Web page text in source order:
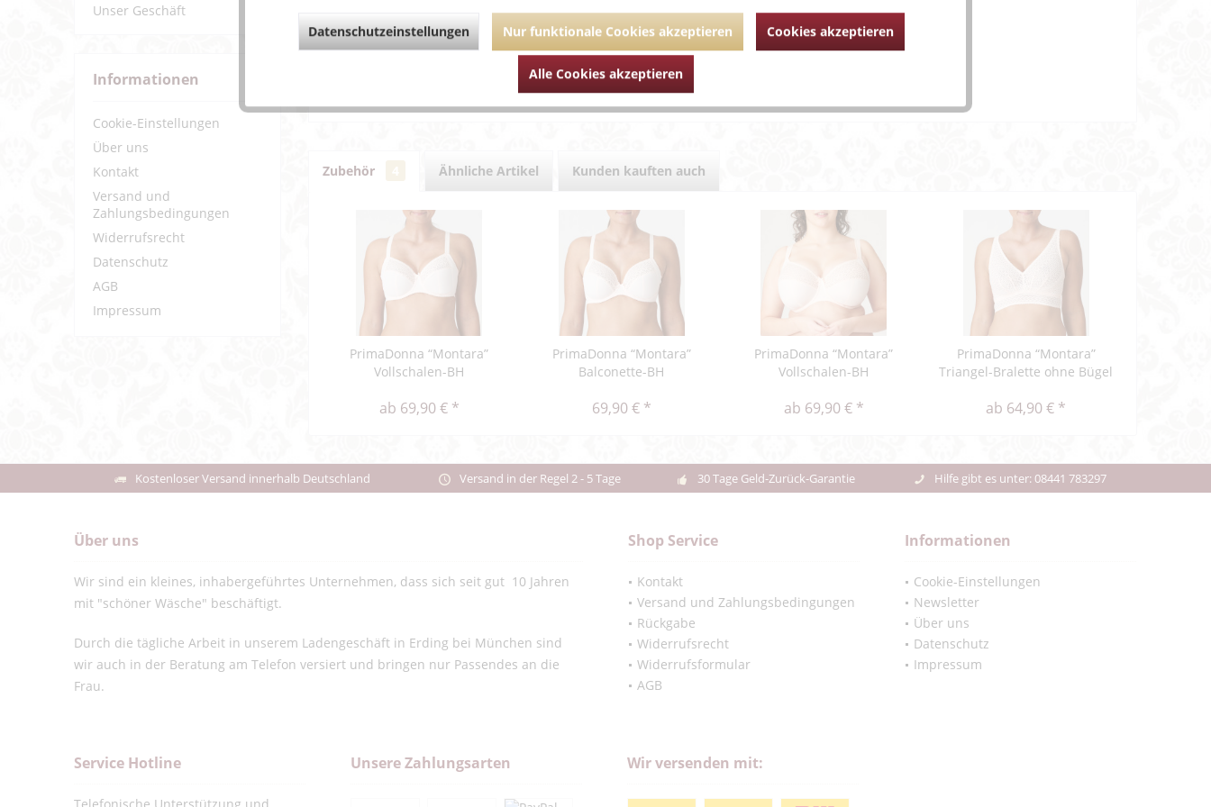
Unser Geschäft
Informationen
Cookie-Einstellungen
Über uns
Kontakt
Versand und
Zahlungsbedingungen
Widerrufsrecht
Datenschutz
AGB
Impressum
Weiterführende Links zu "PrimaDonna “Montara” Taillenslip"
Zubehör Ähnliche Artikel Kunden kauften auch
PrimaDonna “Montara”
Vollschalen-BH
ab 69,90 € *
PrimaDonna “Montara”
Balconette-BH
69,90 € *
PrimaDonna “Montara”
Vollschalen-BH
ab 69,90 € *
PrimaDonna “Montara”
Triangel-Bralette ohne Bügel
ab 64,90 € *
Kostenloser Versand innerhalb Deutschland Versand in der Regel 2 - 5 Tage 30 Tage Geld-Zurück-Garantie Hilfe gibt es unter: 08441 783297
Über uns
Wir sind ein kleines, inhabergeführtes Unternehmen, dass sich seit gut 10 Jahren
mit "schöner Wäsche" beschäftigt.
Durch die tägliche Arbeit in unserem Ladengeschäft in Erding bei München sind
wir auch in der Beratung am Telefon versiert und bringen nur Passendes an die
Frau.
Shop Service
Kontakt
Versand und Zahlungsbedingungen
Rückgabe
Widerrufsrecht
Widerrufsformular
AGB
Informationen
Cookie-Einstellungen
Newsletter
Über uns
Datenschutz
Impressum
Service Hotline Unsere Zahlungsarten Wir versenden mit:
Datenschutzeinstellungen Nur funktionale Cookies akzeptieren Cookies akzeptieren
Alle Cookies akzeptieren